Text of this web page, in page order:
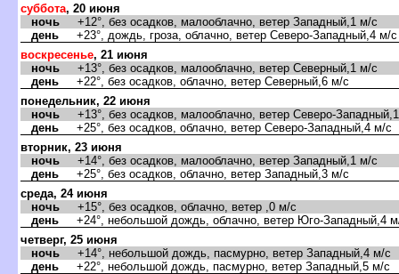
суббота, 20 июня
ночь +12°, без осадков, малооблачно, ветер Западный,1 м/с
день +23°, дождь, гроза, облачно, ветер Северо-Западный,4 м/с
оскресенье, 21 июня
ночь +13°, без осадков, малооблачно, ветер Северный,1 м/с
день +22°, без осадков, облачно, ветер Северный,6 м/с
понедельник, 22 июня
ночь +13°, без осадков, малооблачно, ветер Северо-
день +25°, без осадков, облачно, ветер Северо-Западный,4 м/с
торник, 23 июня
ночь +14°, без осадков, малооблачно, ветер Западный,1 м/с
день +25°, без осадков, облачно, ветер Западный,3 м/с
среда, 24 июня
ночь +15°, без осадков, облачно, ветер ,0 м/с
день +24°, небольшой дождь, облачно, ветер Юго-Западный,4
четверг, 25 июня
ночь +14°, небольшой дождь, пасмурно, ветер Западный,4 м/с
день +22°, небольшой дождь, пасмурно, ветер Западный,5 м/с